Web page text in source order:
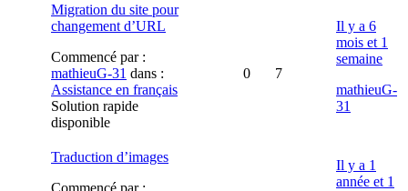
Migration du site pour
changement d’URL
Commencé par :
mathieuG-31 dans :
Assistance en français
Solution rapide
disponible
0 7
Il y a 6
mois et 1
semaine
mathieuG-
31
Traduction d’images
Commencé par :
Il y a 1
année et 1